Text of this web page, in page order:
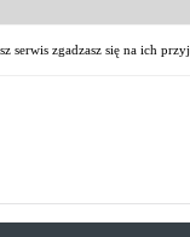
serwis zgadzasz się na ich